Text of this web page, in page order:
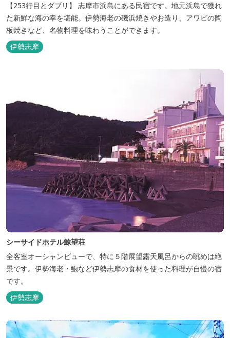
【253行目とダブリ】 志摩市浜島にある民宿です。地元浜島で獲れ
た新鮮な海の幸を堪能。伊勢海老の磯浜焼きやお造り、アワビの陶
板焼きなど、名物料理を味わうことができます。
伊勢志摩
シーサイドホテル鯨望荘
全客室オーシャンビューで、特に５階展望露天風呂からの眺めは絶
景です。伊勢海老・鮑など伊勢志摩の食材を使った料理が自慢の宿
です。
伊勢志摩